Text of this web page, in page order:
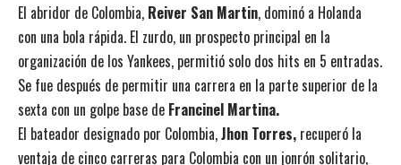
El abridor de Colombia, Reiver San Martin, dominó a Holanda
con una bola rápida. El zurdo, un prospecto principal en la
organización de los Yankees, permitió solo dos hits en 5 entradas.
Se fue después de permitir una carrera en la parte superior de la
sexta con un golpe base de Francinel Martina.
El bateador designado por Colombia,Jhon Torres, recuperó la
ventaja de cinco carreras para Colombia con un jonrón solitario,